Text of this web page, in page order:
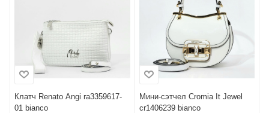
Клатч Renato Angi ra3359617-
01 bianco
Мини-сэтчел Cromia It Jewel
cr1406239 bianco